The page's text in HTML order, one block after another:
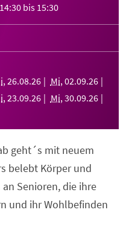
14:30 bis 15:30
, 26.08.26 Mi, 02.09.26
, 23.09.26 Mi, 30.09.26
geht´s mit neuem
belebt Körper und
Senioren, die ihre
und ihr Wohlbefinden